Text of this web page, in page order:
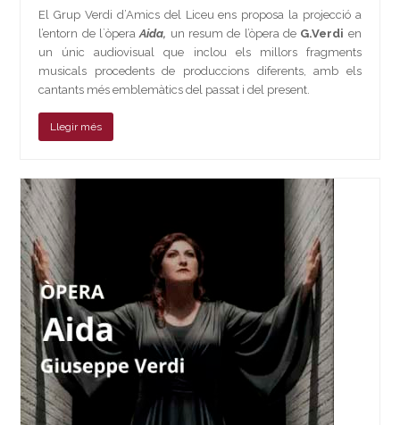
El Grup Verdi d’Amics del Liceu ens proposa la projecció a
l’entorn de l`òpera Aida, un resum de l’òpera de G.Verdi en
un únic audiovisual que inclou els millors fragments
musicals procedents de produccions diferents, amb els
cantants més emblemàtics del passat i del present.
Llegir més